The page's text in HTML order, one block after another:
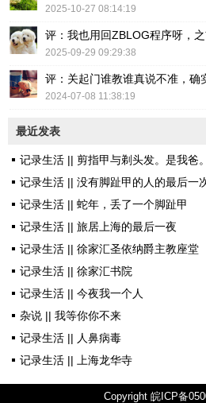
2025-10-27 08:14:19
评：我也用回ZBLOG程序呀，
2025-09-29 09:29:38
评：关起门谁教谁真说不准，
2024-07-08 11:38:19
最近发表
记录生活 || 剪指甲与剃头发。是我爸。
记录生活 || 没有脚趾甲的人的最后一
记录生活 || 蛇年，丢了一个脚趾甲
记录生活 || 旅居上海的最后一夜
记录生活 || 徐家汇圣依纳爵主教座堂
记录生活 || 徐家汇书院
记录生活 || 今夜我一个人
杂说 || 我等你你不来
记录生活 || 人鼻病毒
记录生活 || 上海龙华寺
Copyright 皖ICP备